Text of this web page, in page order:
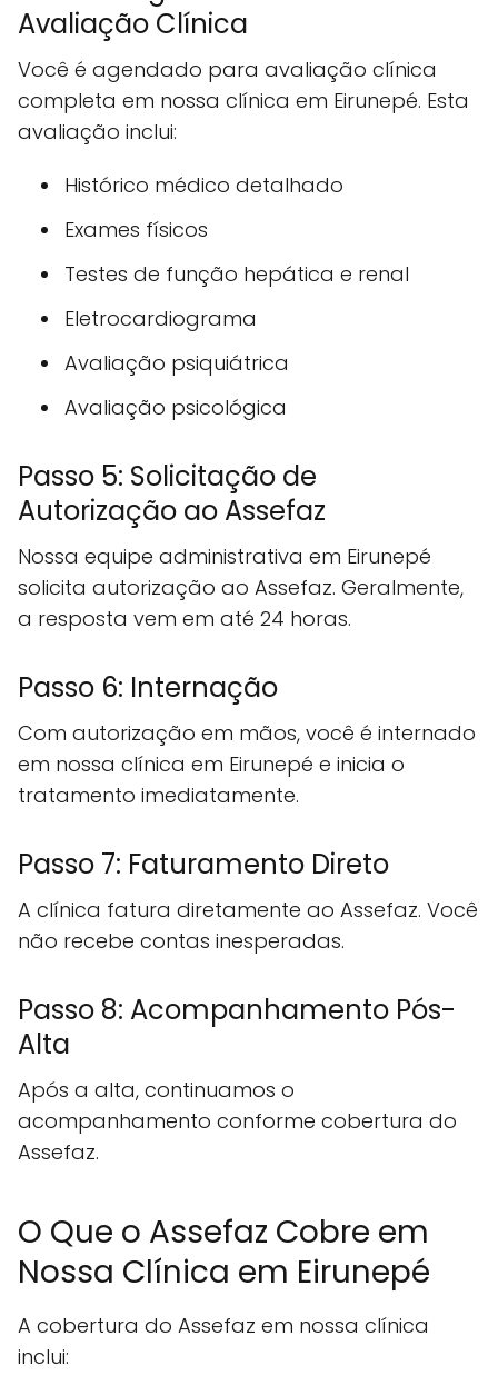
Avaliação Clínica
Você é agendado para avaliação clínica
completa em nossa clínica em Eirunepé. Esta
avaliação inclui:
Histórico médico detalhado
Exames físicos
Testes de função hepática e renal
Eletrocardiograma
Avaliação psiquiátrica
Avaliação psicológica
Passo 5: Solicitação de
Autorização ao Assefaz
Nossa equipe administrativa em Eirunepé
solicita autorização ao Assefaz. Geralmente,
a resposta vem em até 24 horas.
Passo 6: Internação
Com autorização em mãos, você é internado
em nossa clínica em Eirunepé e inicia o
tratamento imediatamente.
Passo 7: Faturamento Direto
A clínica fatura diretamente ao Assefaz. Você
não recebe contas inesperadas.
Passo 8: Acompanhamento Pós-
Alta
Após a alta, continuamos o
acompanhamento conforme cobertura do
Assefaz.
O Que o Assefaz Cobre em
Nossa Clínica em Eirunepé
A cobertura do Assefaz em nossa clínica
inclui: